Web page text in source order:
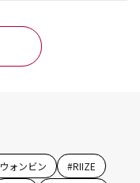
ウォンビン #RIIZE